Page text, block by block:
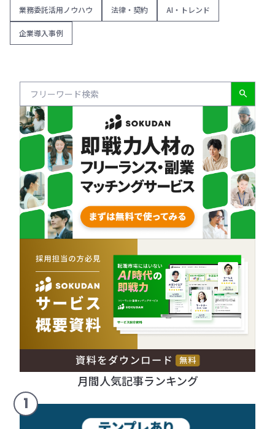
業務委託活用ノウハウ 法律・契約 AI・トレンド
企業導入事例
search
月間人気記事ランキング
1